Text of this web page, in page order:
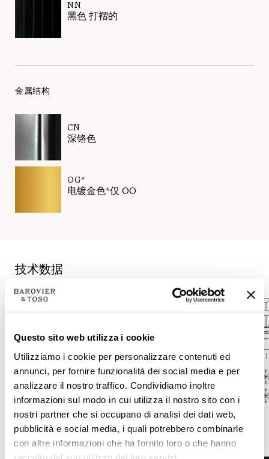
Questo sito web utilizza i cookie
Utilizziamo i cookie per personalizzare contenuti ed
annunci, per fornire funzionalità dei social media e per
analizzare il nostro traffico. Condividiamo inoltre
informazioni sul modo in cui utilizza il nostro sito con i
nostri partner che si occupano di analisi dei dati web,
pubblicità e social media, i quali potrebbero combinarle
con altre informazioni che ha fornito loro o che hanno
NN
黑色 打褶的
金属结构
CN
深铬色
OG*
电镀金色*仅 OO
技术数据